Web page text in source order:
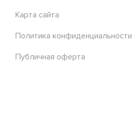
Карта сайта
Политика конфиденциальности
Публичная оферта